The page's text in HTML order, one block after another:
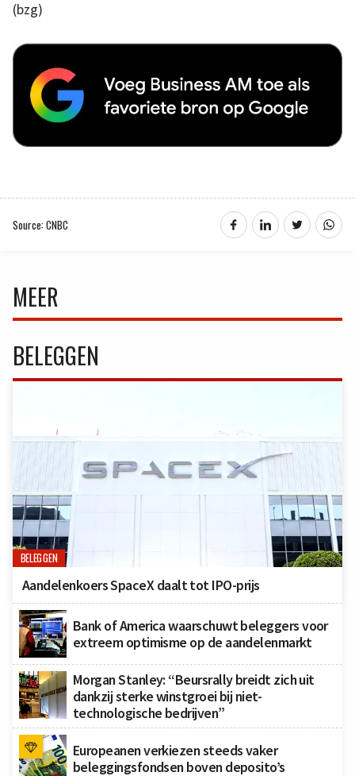
(bzg)
Source: CNBC
MEER
BELEGGEN
BELEGGEN
Aandelenkoers SpaceX daalt tot IPO-prijs
Bank of America waarschuwt beleggers voor
extreem optimisme op de aandelenmarkt
Morgan Stanley: “Beursrally breidt zich uit
dankzij sterke winstgroei bij niet-
technologische bedrijven”
Europeanen verkiezen steeds vaker
beleggingsfondsen boven deposito’s